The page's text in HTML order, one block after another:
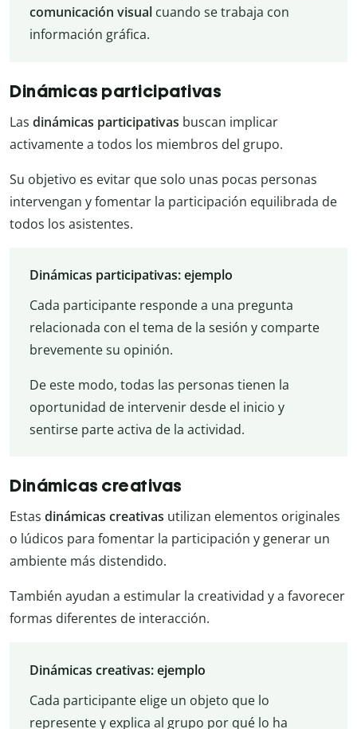
comunicación visualcuando se trabaja con
información gráfica.
Dinámicas participativas
Las dinámicas participativas buscan implicar
activamente a todos los miembros del grupo.
Su objetivo es evitar que solo unas pocas personas
intervengan y fomentar la participación equilibrada de
todos los asistentes.
Dinámicas participativas: ejemplo
Cada participante responde a una pregunta
relacionada con el tema de la sesión y comparte
brevemente su opinión.
De este modo, todas las personas tienen la
oportunidad de intervenir desde el inicio y
sentirse parte activa de la actividad.
Dinámicas creativas
Estas dinámicas creativas utilizan elementos originales
o lúdicos para fomentar la participación y generar un
ambiente más distendido.
También ayudan a estimular la creatividad y a favorecer
formas diferentes de interacción.
Dinámicas creativas: ejemplo
Cada participante elige un objeto que lo
represente y explica al grupo por qué lo ha